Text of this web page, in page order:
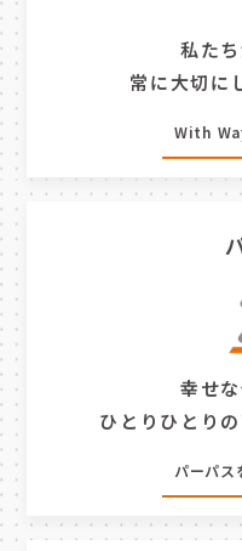
私た
常に大切に
With
個性を認め合い、共
当社は「幸せになろ
フィロソフィーを基
ン・バリューを整
また、オープンアッ
な仕事を通じてひと
と進むべき方向を
の方針を理解し実践
幸せ
ひとりひとり
パーパス
パーパスに込めた